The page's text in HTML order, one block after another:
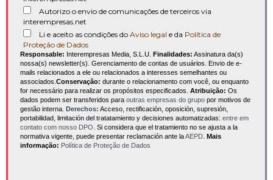
Autorizo o envio de comunicações de terceiros via
interempresas.net
Li e aceito as condições do Aviso legal e da Política de
Proteção de Dados
Responsable: Interempresas Media, S.L.U. Finalidades: Assinatura da(s)
nossa(s) newsletter(s). Gerenciamento de contas de usuários. Envio de e-
mails relacionados a ele ou relacionados a interesses semelhantes ou
associados. Conservação: durante o relacionamento com você, ou enquanto
for necessário para realizar os propósitos especificados. Atribuição: Os
dados podem ser transferidos para outras empresas do grupo por motivos de
gestão interna. Derechos: Acceso, rectificación, oposición, supresión,
portabilidad, limitación del tratatamiento y decisiones automatizadas: entre em
contato com nosso DPO . Si considera que el tratamiento no se ajusta a la
normativa vigente, puede presentar reclamación ante laAEPD Mais
informação: Política de Proteção de Dados